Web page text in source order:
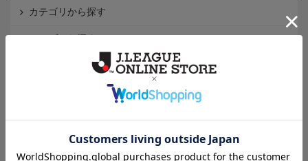
カテゴリから探す
クラブから探す
Ｊ2
Ｊリーグオンラインストアとは